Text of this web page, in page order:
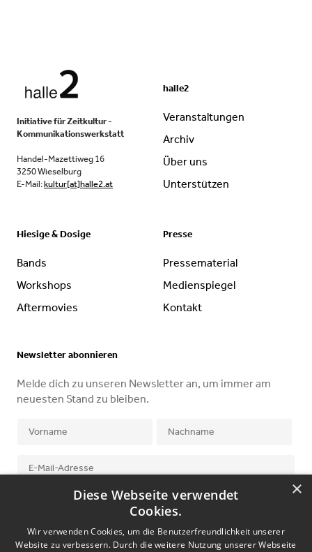
Initiative für Zeitkultur -
Kommunikationswerkstatt
Handel-Mazettiweg 16
3250 Wieselburg
E-Mail:kultur[at]halle2.at
halle2
Veranstaltungen
Archiv
Über uns
Unterstützen
Hiesige & Dosige
Bands
Workshops
Aftermovies
Presse
Pressematerial
Medienspiegel
Kontakt
Newsletter abonnieren
Melde dich zu unseren Newsletter an, um immer am
neuesten Stand zu bleiben.
Ich stimme derDatenschutzerklärungzu. ×
Diese Webseite verwendet
Cookies.
Wir verwenden Cookies, um die Benutzerfreundlichkeit unserer
Website zu verbessern. Durch die weitere Nutzung unserer Webseite